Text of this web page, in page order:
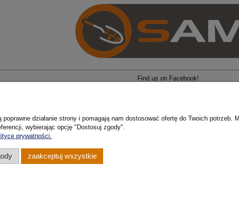
Find us on Facebook!
działanie strony i pomagają nam dostosować ofertę do Twoich
wybierając opcję "Dostosuj zgody".
prywatności.
zaakceptuj wszystkie